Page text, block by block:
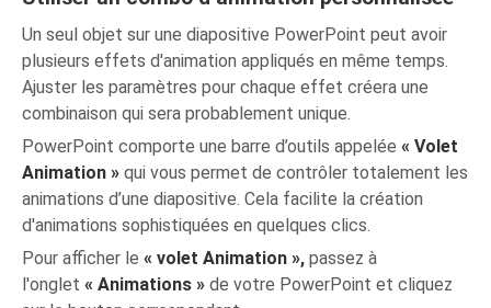
Un seul objet sur une diapositive PowerPoint peut avoir
plusieurs effets d'animation appliqués en même temps.
Ajuster les paramètres pour chaque effet créera une
combinaison qui sera probablement unique.
PowerPoint comporte une barre d’outils appelée« Volet
Animation » qui vous permet de contrôler totalement les
animations d’une diapositive. Cela facilite la création
d'animations sophistiquées en quelques clics.
Pour afficher le« volet Animation », passez à
l'onglet« Animations »de votre PowerPoint et cliquez